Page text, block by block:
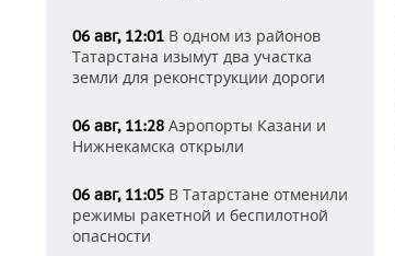
06 авг, 12:01 В одном из районов
Татарстана изымут два участка
земли для реконструкции дороги
06 авг, 11:28 Аэропорты Казани и
Нижнекамска открыли
06 авг, 11:05 В Татарстане отменили
режимы ракетной и беспилотной
опасности